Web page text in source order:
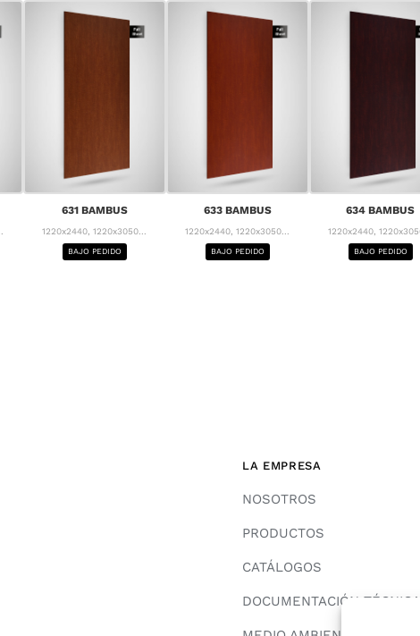
631 BAMBUS
1220x2440, 1220x3050...
BAJO PEDIDO
633 BAMBUS
1220x2440, 1220x3050...
BAJO PEDIDO
634 BAMBUS
1220x2440,
BAJO PEDIDO
LA EMPRESA
NOSOTROS
PRODUCTOS
CATÁLOGOS
DOCUMENTACIÓN TÉCNICA